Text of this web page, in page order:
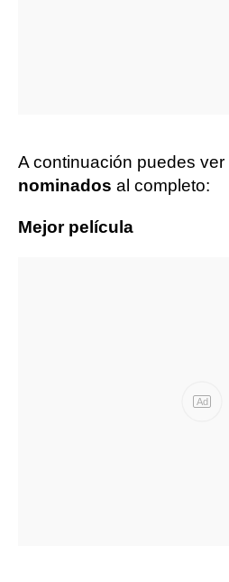
A continuación puedes ver
nominados al completo:
Mejor película
Ad